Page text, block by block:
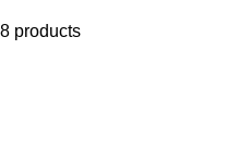
8 products